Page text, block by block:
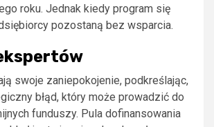
roku. Jednak kiedy program się
pozostaną bez wsparcia.
swoje zaniepokojenie, podkreślając,
błąd, który może prowadzić do
funduszy. Pula dofinansowania